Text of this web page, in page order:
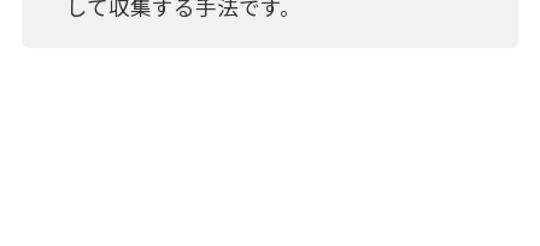
して収集する手法です。